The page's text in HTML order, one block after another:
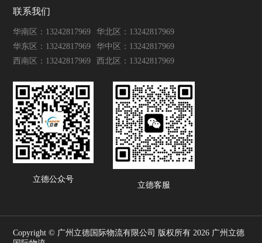
联系我们
华南区：13242817969
华北区：13242817969
华东区：13242817969
华中区：13242817969
西南区：13242817969
西北区：13242817969
立德公众号
立德客服
Copyright © 广州立德国际物流有限公司 版权所有 2026 广州立德